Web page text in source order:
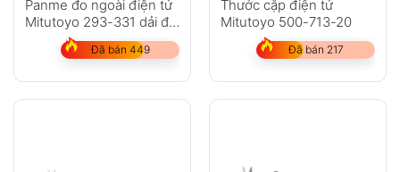
Panme đo ngoài điện tử
Mitutoyo 293-331 dải đo
25-50mm
Đã bán 449
Thước cặp điện tử
Mitutoyo 500-713-20
Đã bán 217